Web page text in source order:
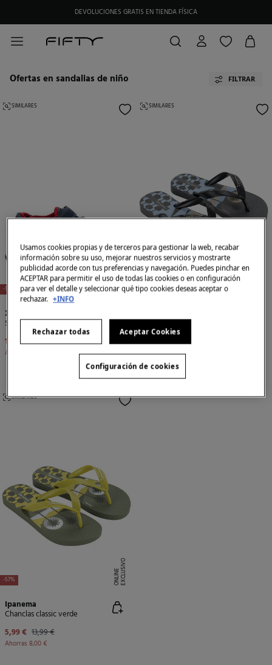
HAZTE SOCIO DE MY FIFTY CLUB Y RECIBE EXCLUSIVAS PROMOCIONES.
Ofertas en sandalias de niño FILTRAR
-57%
SIMILARES
XTI
Sandalia de niño
12,99 € 29,95 €
Ahorras
-57%
SIMILARES
Chanclas classic negro
5,99 € 13,99 €
Ahorras8,00 €
-57% E
X
C
L
U
SI
V
O
O
N
LI
N
E
SIMILARES
Ipanema
Chanclas classic verde
5,99 € 13,99 €
Ahorras 8,00 €
Usamos cookies propias y de terceros para gestionar la web, recabar
información sobre su uso, mejorar nuestros servicios y mostrarte
publicidad acorde con tus preferencias y navegación. Puedes pinchar en
ACEPTAR para permitir el uso de todas las cookies o en configuración
para ver el detalle y seleccionar qué tipo cookies deseas aceptar o
rechazar. +INFO
Rechazar todas Aceptar Cookies
Configuración de cookies